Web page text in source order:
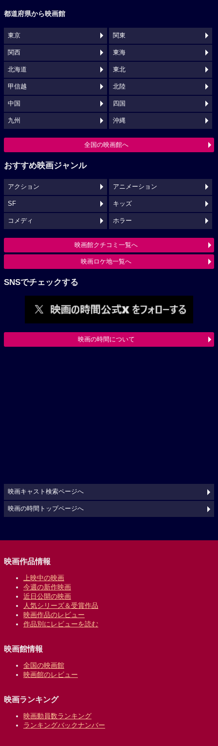
都道府県から映画館
東京 関東
関西 東海
北海道 東北
甲信越 北陸
中国 四国
九州 沖縄
全国の映画館へ
おすすめ映画ジャンル
アクション アニメーション
SF キッズ
コメディ ホラー
映画館クチコミ一覧へ
映画ロケ地一覧へ
SNSでチェックする
映画の時間について
映画キャスト検索ページへ
映画の時間トップページへ
映画作品情報
上映中の映画
今週の新作映画
近日公開の映画
人気シリーズ＆受賞作品
映画作品のレビュー
作品別にレビューを読む
映画館情報
全国の映画館
映画館のレビュー
映画ランキング
映画動員数ランキング
ランキングバックナンバー